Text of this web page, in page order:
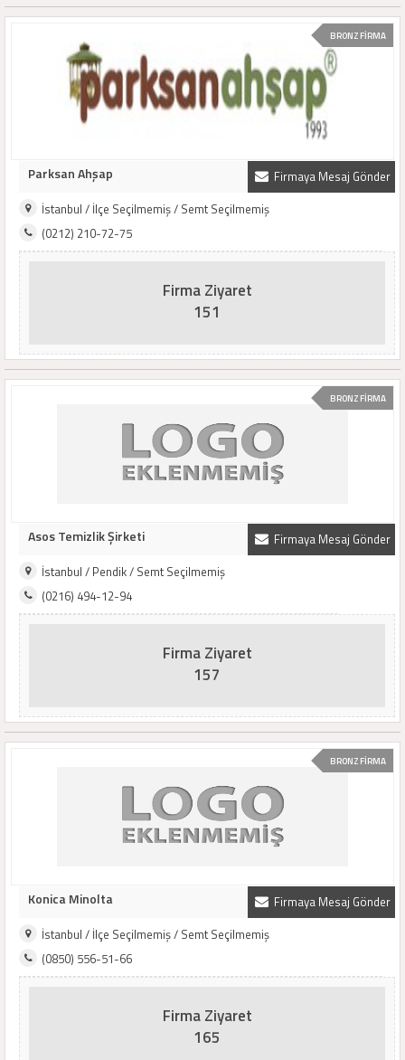
BRONZ FİRMA
Firmaya Mesaj Gönder
Parksan Ahşap
İstanbul / İlçe Seçilmemiş / Semt Seçilmemiş
(0212) 210-72-75
Firma Ziyaret
151
BRONZ FİRMA
Firmaya Mesaj Gönder
Asos Temizlik Şirketi
İstanbul / Pendik / Semt Seçilmemiş
(0216) 494-12-94
Firma Ziyaret
157
BRONZ FİRMA
Firmaya Mesaj Gönder
Konica Minolta
İstanbul / İlçe Seçilmemiş / Semt Seçilmemiş
(0850) 556-51-66
Firma Ziyaret
165